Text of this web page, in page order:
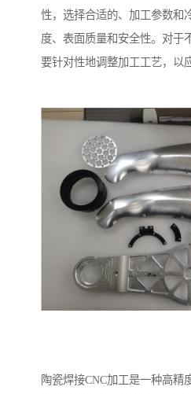
性，选择合适的、加工参数和
度、表面质量和安全性。对于
要针对性地调整加工工艺，以
陶瓷焊接CNC加工是一种高精